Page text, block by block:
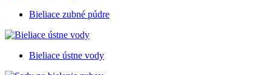
Bieliace zubné púdre
Bieliace ústne vody